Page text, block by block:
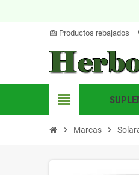
card_giftcard Productos rebajados
view_headline
chevron_right Marcas chevron_right